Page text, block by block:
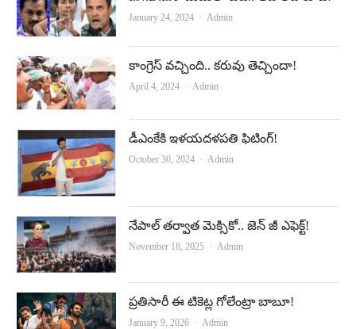
January 24, 2024 Author
Admin
కాంగ్రెస్‌ వచ్చింది.. కరువు తెచ్చిందా!
April 4, 2024 Author
Admin
డీఎంకేకి ఇళ‌య‌ద‌ళ‌ప‌తి ఫిటింగ్!
October 30, 2024 Author
Admin
నేపాల్‌ తర్వాత మెక్సికో.. జెన్‌ జీ ఎఫెక్ట్‌!
November 18, 2025 Author
Admin
ప్రతిసారీ ఈ టికెట్ల గోలేంట్రా బాబూ!
January 9, 2026 Author
Admin